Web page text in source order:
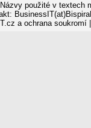
použité v
a ochrana soukromí